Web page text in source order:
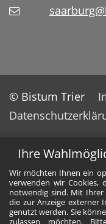
Ihre
Wir möchten Ihnen ein
verwenden wir Cookies,
notwendig sind. Mit Ihrer
die zur Anzeige externer
genutzt werden. Sie
zulassen möchten.
© Bistum Trier